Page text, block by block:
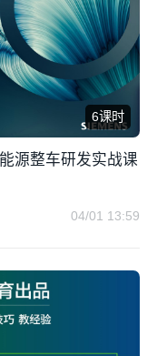
6课时
源整车研发实战课
04/01 13:59